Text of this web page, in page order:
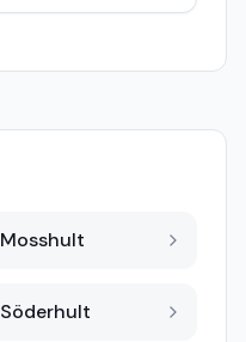
Mosshult
Söderhult